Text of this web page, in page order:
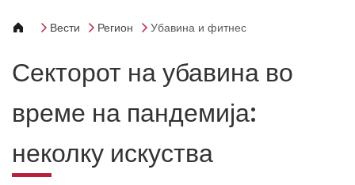
Вести Регион Убавина и фитнес
Секторот на убавина во
време на пандемија:
неколку искуства